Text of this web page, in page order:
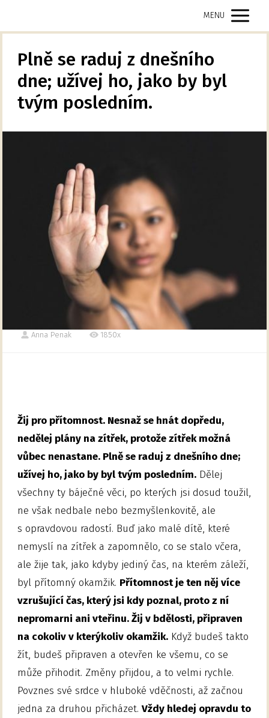
MENU
Plně se raduj z dnešního
dne; užívej ho, jako by byl
tvým posledním.
Anna Penak 1850x
Žij pro přítomnost. Nesnaž se hnát dopředu,
nedělej plány na zítřek, protože zítřek možná
vůbec nenastane. Plně se raduj z dnešního dne;
užívej ho, jako by byl tvým posledním. Dělej
všechny ty báječné věci, po kterých jsi dosud toužil,
ne však nedbale nebo bezmyšlenkovitě, ale
s opravdovou radostí. Buď jako malé dítě, které
nemyslí na zítřek a zapomnělo, co se stalo včera,
ale žije tak, jako kdyby jediný čas, na kterém záleží,
byl přítomný okamžik. Přítomnost je ten něj více
vzrušující čas, který jsi kdy poznal, proto z ní
nepromarni ani vteřinu. Žij v bdělosti, připraven
na cokoliv v kterýkoliv okamžik. Když budeš takto
žít, budeš připraven a otevřen ke všemu, co se
může přihodit. Změny přijdou, a to velmi rychle.
Povznes své srdce v hluboké vděčnosti, až začnou
jedna za druhou přicházet.Vždy hledej opravdu to